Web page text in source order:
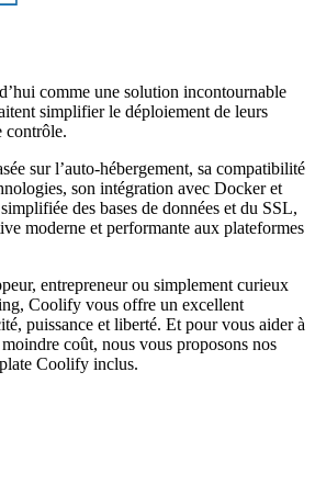
comme une solution incontournable
simplifier le déploiement de leurs
contrôle.
sur l’auto-hébergement, sa compatibilité
son intégration avec Docker et
des bases de données et du SSL,
moderne et performante aux plateformes
entrepreneur ou simplement curieux
Coolify vous offre un excellent
puissance et liberté. Et pour vous aider à
coût, nous vous proposons nos
Coolify inclus.